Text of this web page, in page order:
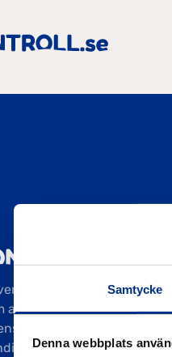
Samtycke
Denna webbplats
Båtunionen och
Svenska Båtunionen
Miljöinstitutet,
inom ramen för